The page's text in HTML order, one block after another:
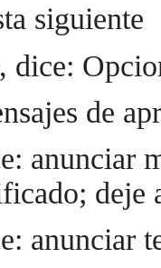
siguiente
dice:
de
anunciar
deje
anunciar